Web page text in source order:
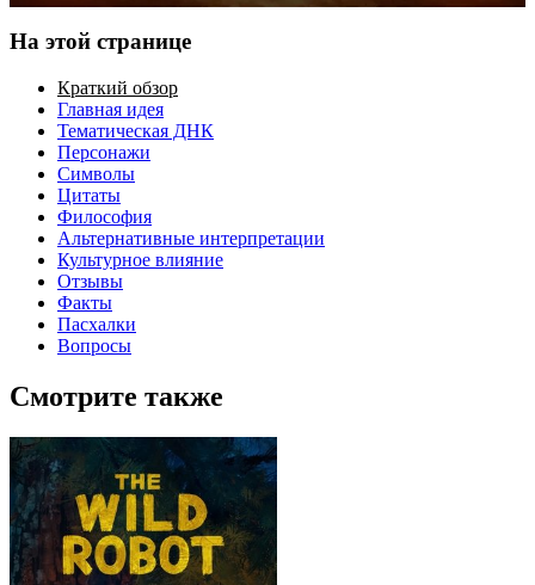
На этой странице
Краткий обзор
Главная идея
Тематическая ДНК
Персонажи
Символы
Цитаты
Философия
Альтернативные интерпретации
Культурное влияние
Отзывы
Факты
Пасхалки
Вопросы
Смотрите также